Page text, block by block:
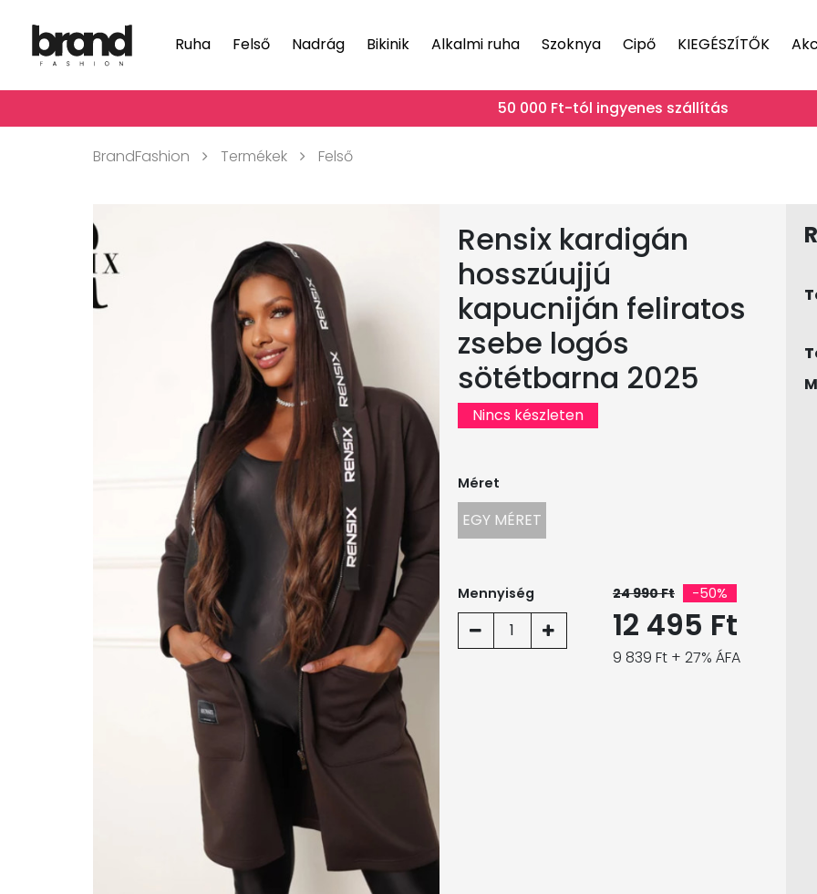
Ruha Felső Nadrág Bikinik Alkalmi ruha Szoknya Cipő KIEGÉSZÍTŐK
50 000 Ft-tól ingyenes szállítás
BrandFashion Termékek Felső
Rensix kardigán
hosszúujjú
kapucniján feliratos
zsebe logós
sötétbarna 2025
Nincs készleten
Méret
EGY MÉRET
Mennyiség
1
24 990 Ft -50%
12 495 Ft
9 839 Ft + 27% ÁFA